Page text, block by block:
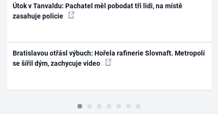
Útok v Tanvaldu: Pachatel měl pobodat tři lidi, na místě
zasahuje policie
Bratislavou otřásl výbuch: Hořela rafinerie Slovnaft. Metropolí
se šířil dým, zachycuje video